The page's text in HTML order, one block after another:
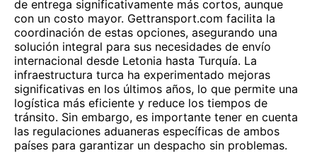
de entrega significativamente más cortos, aunque
con un costo mayor. Gettransport.com facilita la
coordinación de estas opciones, asegurando una
solución integral para sus necesidades de envío
internacional desde Letonia hasta Turquía. La
infraestructura turca ha experimentado mejoras
significativas en los últimos años, lo que permite una
logística más eficiente y reduce los tiempos de
tránsito. Sin embargo, es importante tener en cuenta
las regulaciones aduaneras específicas de ambos
países para garantizar un despacho sin problemas.